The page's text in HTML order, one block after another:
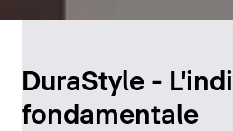
DuraStyle -
fondamentale